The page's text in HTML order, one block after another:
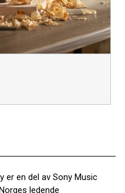
er en del av Sony Music
ledende